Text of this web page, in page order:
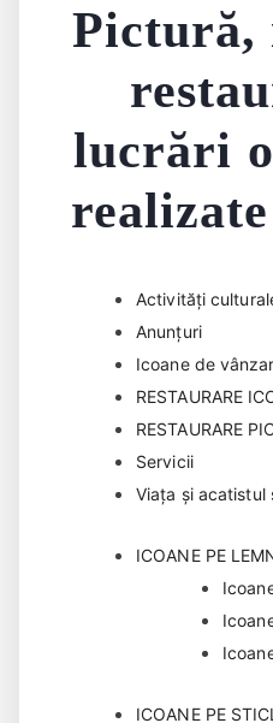
Pictură,
lucrări
Activități
Anunțuri
Icoane de
RESTAURARE
RESTAURARE
Servicii
Viața și acatistul
ICOANE PE
ICOANE PE